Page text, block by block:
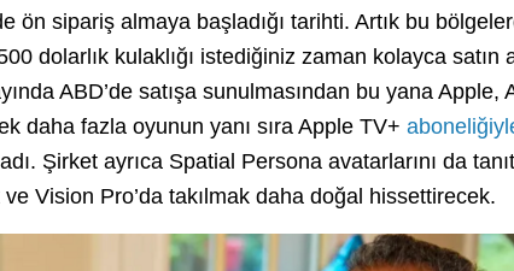
ön sipariş almaya başladığı tarihti. Artık bu
dolarlık kulaklığı istediğiniz zaman kolayca satın
ABD’de satışa sunulmasından bu yana Apple,
daha fazla oyunun yanı sıra Apple TV+
Şirket ayrıca Spatial Persona avatarlarını da
ve Vision Pro’da takılmak daha doğal hissettirecek.